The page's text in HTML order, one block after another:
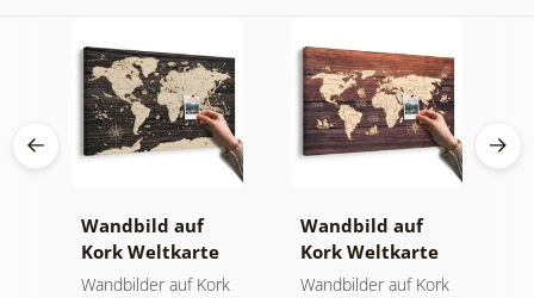
Wandbild auf
Kork Weltkarte
auf hölzernem
Wandbilder auf Kork
Wandbild auf
Kork Weltkarte
auf Holz
Wandbilder auf Kork